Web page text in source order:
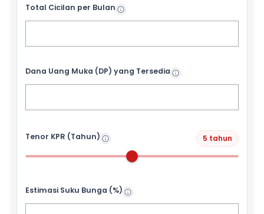
Total Cicilan per Bulan
Dana Uang Muka (DP) yang Tersedia
Tenor KPR (Tahun) 5 tahun
Estimasi Suku Bunga (%)